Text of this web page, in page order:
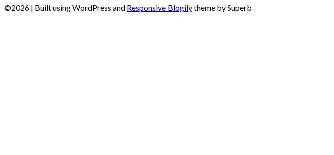
©2026 | Built using WordPress and Responsive Blogilytheme by Superb